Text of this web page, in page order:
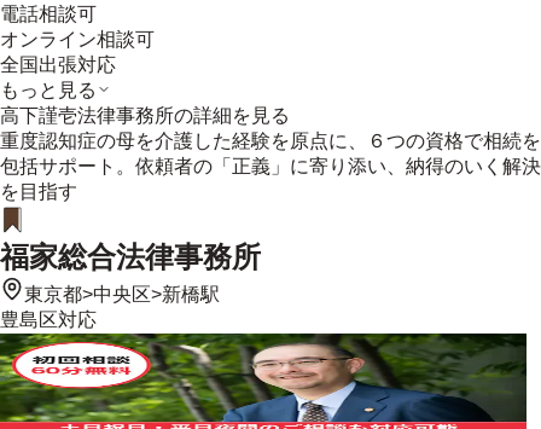
電話相談可
オンライン相談可
全国出張対応
もっと見る
高下謹壱法律事務所の詳細を見る
重度認知症の母を介護した経験を原点に、６つの資格で相続を
包括サポート。依頼者の「正義」に寄り添い、納得のいく解決
を目指す
福家総合法律事務所
東京都>中央区>新橋駅
豊島区対応